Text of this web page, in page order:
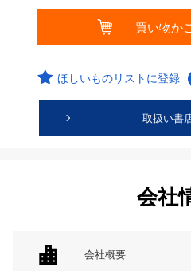
ほしいものリストに登録
取扱い書
会社
会社概要